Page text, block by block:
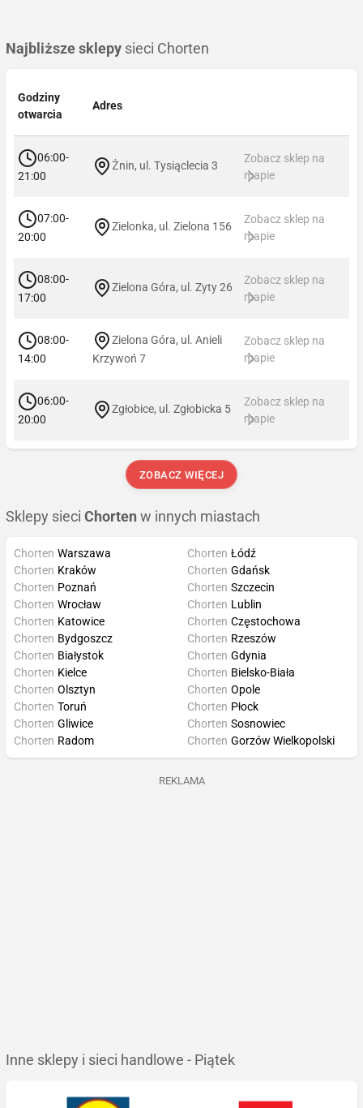
Najbliższe sklepy sieci Chorten
Godziny
otwarcia
Adres
06:00-
21:00
Żnin, ul. Tysiąclecia 3
Zobacz sklep na
mapie
07:00-
20:00
Zielonka, ul. Zielona 156
Zobacz sklep na
mapie
08:00-
17:00
Zielona Góra, ul. Zyty 26
Zobacz sklep na
mapie
08:00-
14:00
Zielona Góra, ul. Anieli
Krzywoń 7
Zobacz sklep na
mapie
06:00-
20:00
Zgłobice, ul. Zgłobicka 5
Zobacz sklep na
mapie
ZOBACZ WIĘCEJ
Sklepy sieci Chorten w innych miastach
Chorten Warszawa
Chorten Kraków
Chorten Poznań
Chorten Wrocław
Chorten Łódź
Chorten Gdańsk
Chorten Szczecin
Chorten Lublin
Chorten Katowice
Chorten Bydgoszcz
Chorten Białystok
Chorten Kielce
Chorten Częstochowa
Chorten Rzeszów
Chorten Gdynia
Chorten Bielsko-Biała
Chorten Olsztyn
Chorten Toruń
Chorten Gliwice
Chorten Radom
Chorten Opole
Chorten Płock
Chorten Sosnowiec
Chorten Gorzów Wielkopolski
REKLAMA
Inne sklepy i sieci handlowe - Piątek